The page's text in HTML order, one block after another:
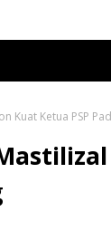
Kuat Ketua PSP